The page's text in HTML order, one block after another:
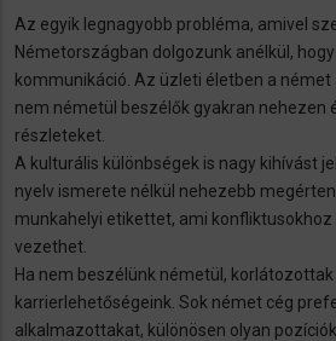
Az egyik legnagyobb probléma, amivel
Németországban dolgozunk anélkül,
kommunikáció. Az üzleti életben a német
nem németül beszélők gyakran nehezen
részleteket.
A kulturális különbségek is nagy kihívást
nyelv ismerete nélkül nehezebb
munkahelyi etikettet, ami
vezethet.
Ha nem beszélünk németül,
karrierlehetőségeink. Sok német cég
alkalmazottakat, különösen olyan